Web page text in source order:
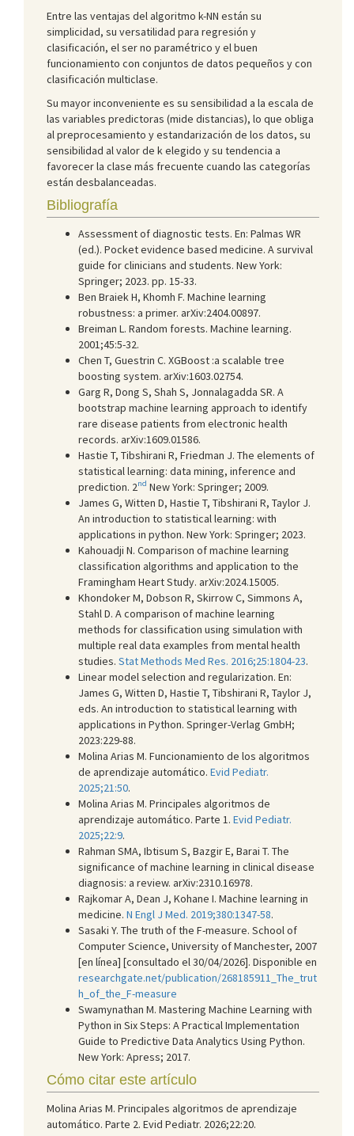
Entre las ventajas del algoritmo k-NN están su
simplicidad, su versatilidad para regresión y
clasificación, el ser no paramétrico y el buen
funcionamiento con conjuntos de datos pequeños y con
clasificación multiclase.
Su mayor inconveniente es su sensibilidad a la escala de
las variables predictoras (mide distancias), lo que obliga
al preprocesamiento y estandarización de los datos, su
sensibilidad al valor de k elegido y su tendencia a
favorecer la clase más frecuente cuando las categorías
están desbalanceadas.
Bibliografía
Assessment of diagnostic tests. En: Palmas WR
(ed.). Pocket evidence based medicine. A survival
guide for clinicians and students. New York:
Springer; 2023. pp. 15-33.
Ben Braiek H, Khomh F. Machine learning
robustness: a primer. arXiv:2404.00897.
Breiman L. Random forests. Machine learning.
2001;45:5-32.
Chen T, Guestrin C. XGBoost :a scalable tree
boosting system. arXiv:1603.02754.
Garg R, Dong S, Shah S, Jonnalagadda SR. A
bootstrap machine learning approach to identify
rare disease patients from electronic health
records. arXiv:1609.01586.
Hastie T, Tibshirani R, Friedman J. The elements of
statistical learning: data mining, inference and
prediction. 2nd New York: Springer; 2009.
James G, Witten D, Hastie T, Tibshirani R, Taylor J.
An introduction to statistical learning: with
applications in python. New York: Springer; 2023.
Kahouadji N. Comparison of machine learning
classification algorithms and application to the
Framingham Heart Study. arXiv:2024.15005.
Khondoker M, Dobson R, Skirrow C, Simmons A,
Stahl D. A comparison of machine learning
methods for classification using simulation with
multiple real data examples from mental health
studies. Stat Methods Med Res. 2016;25:1804-23.
Linear model selection and regularization. En:
James G, Witten D, Hastie T, Tibshirani R, Taylor J,
eds. An introduction to statistical learning with
applications in Python. Springer-Verlag GmbH;
2023:229-88.
Molina Arias M. Funcionamiento de los algoritmos
de aprendizaje automático. Evid Pediatr.
2025;21:50.
Molina Arias M. Principales algoritmos de
aprendizaje automático. Parte 1. Evid Pediatr.
2025;22:9.
Rahman SMA, Ibtisum S, Bazgir E, Barai T. The
significance of machine learning in clinical disease
diagnosis: a review. arXiv:2310.16978.
Rajkomar A, Dean J, Kohane I. Machine learning in
medicine. N Engl J Med. 2019;380:1347-58.
Sasaki Y. The truth of the F-measure. School of
Computer Science, University of Manchester, 2007
[en línea] [consultado el 30/04/2026]. Disponible en
researchgate.net/publication/268185911_The_trut
h_of_the_F-measure
Swamynathan M. Mastering Machine Learning with
Python in Six Steps: A Practical Implementation
Guide to Predictive Data Analytics Using Python.
New York: Apress; 2017.
Cómo citar este artículo
Molina Arias M. Principales algoritmos de aprendizaje
automático. Parte 2. Evid Pediatr. 2026;22:20.